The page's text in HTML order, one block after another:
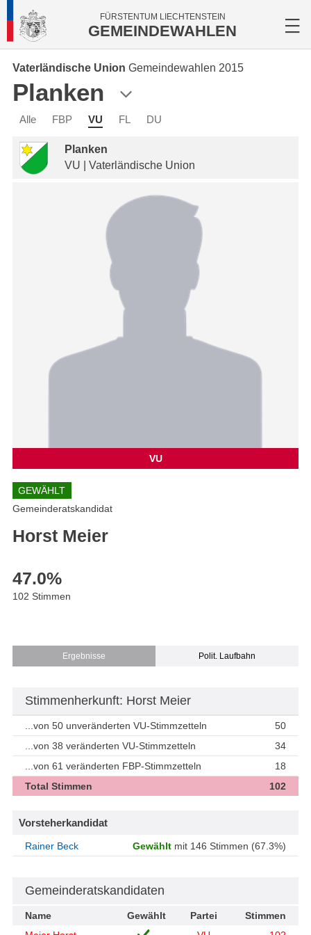
FÜRSTENTUM LIECHTENSTEIN
GEMEINDEWAHLEN
Vaterländische Union Gemeindewahlen 2015
Planken
Alle FBP VU FL DU
Planken
VU | Vaterländische Union
VU
GEWÄHLT
Gemeinderatskandidat
Horst Meier
47.0%
102 Stimmen
Ergebnisse Polit. Laufbahn
Stimmenherkunft: Horst Meier
...von 50 unveränderten VU-Stimmzetteln
50
...von 38 veränderten VU-Stimmzetteln
34
...von 61 veränderten FBP-Stimmzetteln
18
Total Stimmen
102
Vorsteherkandidat
Rainer Beck Gewählt mit 146 Stimmen (67.3%)
Gemeinderatskandidaten
Name Gewählt Partei
Stimmen